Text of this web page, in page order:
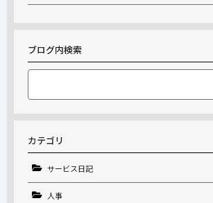
ブログ内検索
索:
カテゴリ
サービス日記
人事